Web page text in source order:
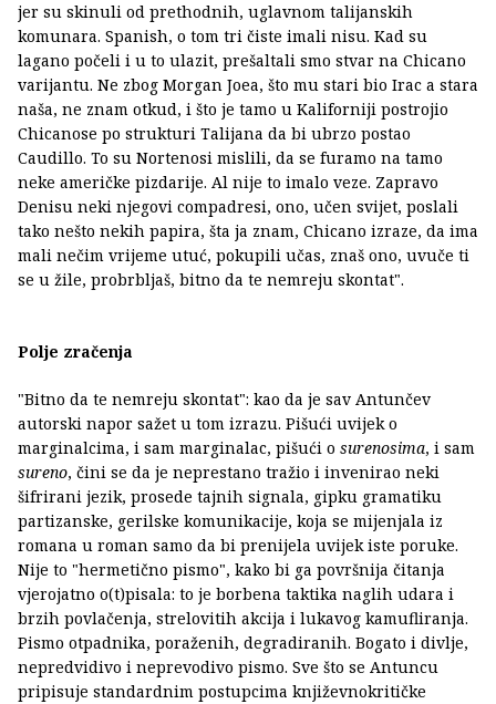
jer su skinuli od prethodnih, uglavnom talijanskih
komunara. Spanish, o tom tri čiste imali nisu. Kad su
lagano počeli i u to ulazit, prešaltali smo stvar na Chicano
varijantu. Ne zbog Morgan Joea, što mu stari bio Irac a stara
naša, ne znam otkud, i što je tamo u Kaliforniji postrojio
Chicanose po strukturi Talijana da bi ubrzo postao
Caudillo. To su Nortenosi mislili, da se furamo na tamo
neke američke pizdarije. Al nije to imalo veze. Zapravo
Denisu neki njegovi compadresi, ono, učen svijet, poslali
tako nešto nekih papira, šta ja znam, Chicano izraze, da ima
mali nečim vrijeme utuć, pokupili učas, znaš ono, uvuče ti
se u žile, probrbljaš, bitno da te nemreju skontat".
Polje zračenja
"Bitno da te nemreju skontat": kao da je sav Antunčev
autorski napor sažet u tom izrazu. Pišući uvijek o
marginalcima, i sam marginalac, pišući o surenosima, i sam
sureno, čini se da je neprestano tražio i invenirao neki
šifrirani jezik, prosede tajnih signala, gipku gramatiku
partizanske, gerilske komunikacije, koja se mijenjala iz
romana u roman samo da bi prenijela uvijek iste poruke.
Nije to "hermetično pismo", kako bi ga površnija čitanja
vjerojatno o(t)pisala: to je borbena taktika naglih udara i
brzih povlačenja, strelovitih akcija i lukavog kamufliranja.
Pismo otpadnika, poraženih, degradiranih. Bogato i divlje,
nepredvidivo i neprevodivo pismo. Sve što se Antuncu
pripisuje standardnim postupcima književnokritičke